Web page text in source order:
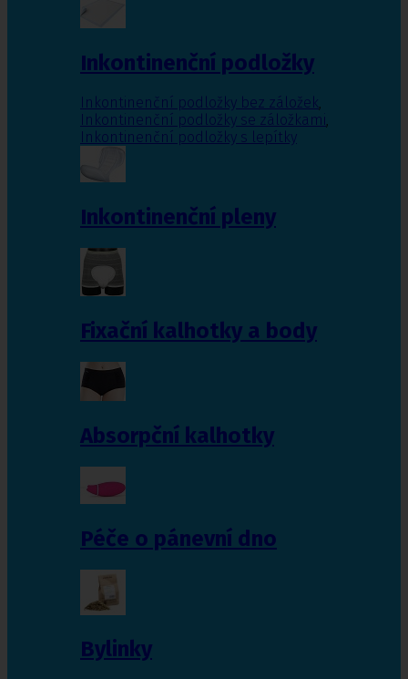
Inkontinenční podložky
Inkontinenční podložky bez záložek,
Inkontinenční podložky se záložkami,
Inkontinenční podložky s lepítky
Inkontinenční pleny
Fixační kalhotky a body
Absorpční kalhotky
Péče o pánevní dno
Bylinky